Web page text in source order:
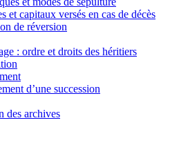
et capitaux versés en cas de décès
de réversion
: ordre et droits des héritiers
d’une succession
des archives